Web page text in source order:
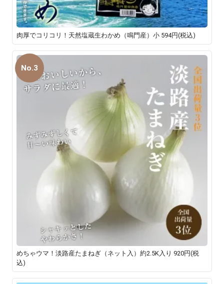
肉厚でコリコリ！天然塩蔵生わかめ（鳴門産）小 594円(税込)
No.3
めちゃウマ！淡路産たまねぎ（ネット入）約2.5K入り920円(税
込)